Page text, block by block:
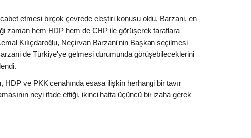
etmesi birçok çevrede eleştiri konusu oldu. Barzani, en
zaman hem HDP hem de CHP ile görüşerek taraflara
Kılıçdaroğlu, Neçirvan Barzani'nin Başkan seçilmesi
de Türkiye'ye gelmesi durumunda görüşebileceklerini
HDP ve PKK cenahında esasa ilişkin herhangi bir tavır
neyi ifade ettiği, ikinci hatta üçüncü bir izaha gerek